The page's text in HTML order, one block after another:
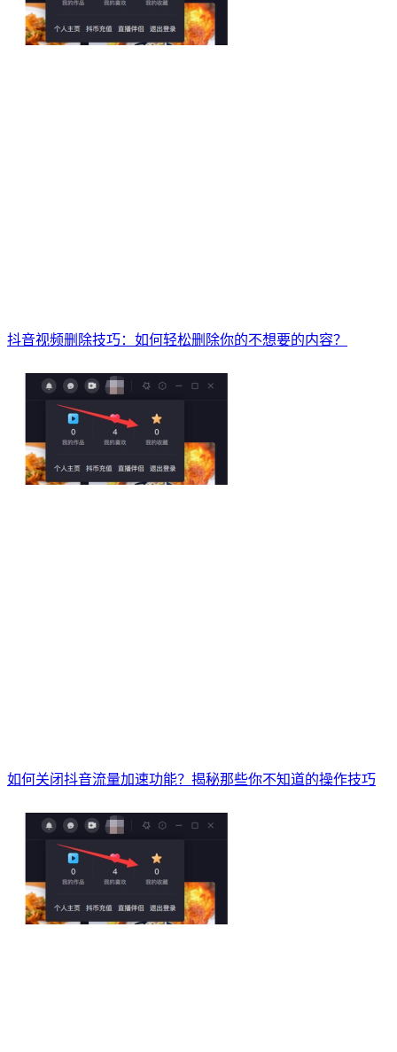
抖音视频删除技巧：如何轻松删除你的不想要的内容？
如何关闭抖音流量加速功能？揭秘那些你不知道的操作技巧